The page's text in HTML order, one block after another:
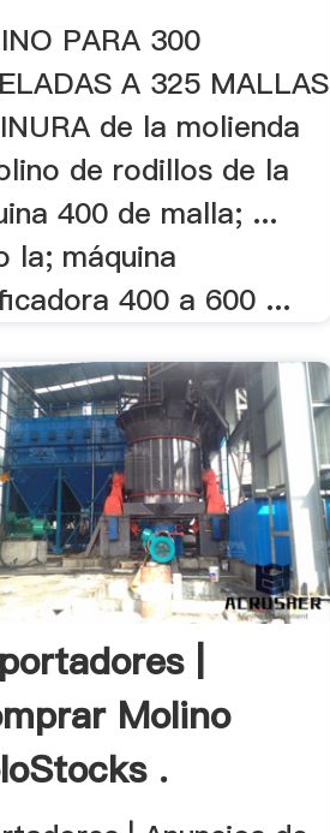
PARA 300
A 325 MALLAS
de la molienda
de rodillos de la
400 de malla; ...
la; máquina
400 a 600 ...
|
Molino
.